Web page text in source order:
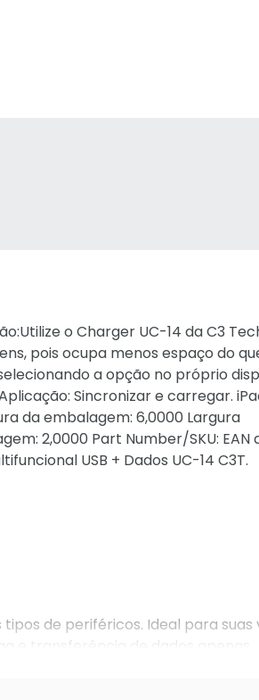
o Charger UC-14 da C3
pois ocupa menos espaço do
a opção no próprio
Sincronizar e carregar.
da embalagem: 6,0000 Largura
2,0000 Part Number/SKU: EAN
USB + Dados UC-14 C3T.
de periféricos. Ideal para suas
e transferência de dados apenas